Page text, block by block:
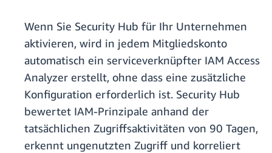
Wenn Sie Security Hub für Ihr Unternehmen
aktivieren, wird in jedem Mitgliedskonto
automatisch ein serviceverknüpfter IAM Access
Analyzer erstellt, ohne dass eine zusätzliche
Konfiguration erforderlich ist. Security Hub
bewertet IAM-Prinzipale anhand der
tatsächlichen Zugriffsaktivitäten von 90 Tagen,
erkennt ungenutzten Zugriff und korreliert